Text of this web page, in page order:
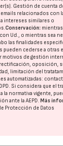
Gestión de cuenta
relacionados con
intereses similares o
Conservación:
Ud., o mientras sea
las finalidades
pueden cederse a otras
motivos de gestión
oposición,
limitación del
automatizadas:
. Si considera que el
la normativa vigente,
ante laAEPD.Más
Protección de Datos